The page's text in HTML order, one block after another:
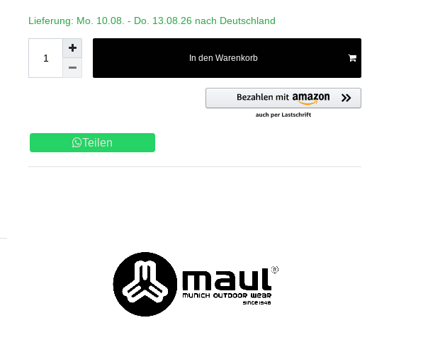
Lieferung: Mo. 10.08. - Do. 13.08.26 nach Deutschland
In den Warenkorb
Teilen